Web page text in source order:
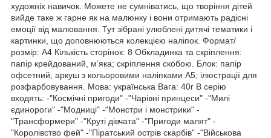
художніх навичок. Можете не сумніватись, що творіння дітей
вийде таке ж гарне як на малюнку і вони отримають радісні
емоції від малювання. Тут зібрані улюблені дитячі тематики і
картинки, що доповнюються колекцією наліпок. Формат/
розмір: А4 Кількість сторінок: 8 Обкладинка та скріплення:
папір крейдований, м’яка; скріплення скобою. Блок: папір
офсетний; аркуш з кольоровими наліпками А5; ілюстрації для
розфарбовування. Мова: українська Вага: 40г В серію
входять: -"Космічні пригоди" -"Чарівні принцеси" -"Милі
єдинороги" -"Модниці" -"Монстри і монстрики" -
"Трансформери" -"Круті дівчата" -"Пригоди малят" -
"Королівство фей" -"Піратський острів скарбів" -"Військова